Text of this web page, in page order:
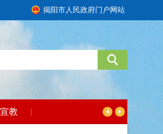
揭阳市人民政府门户网站
教 |